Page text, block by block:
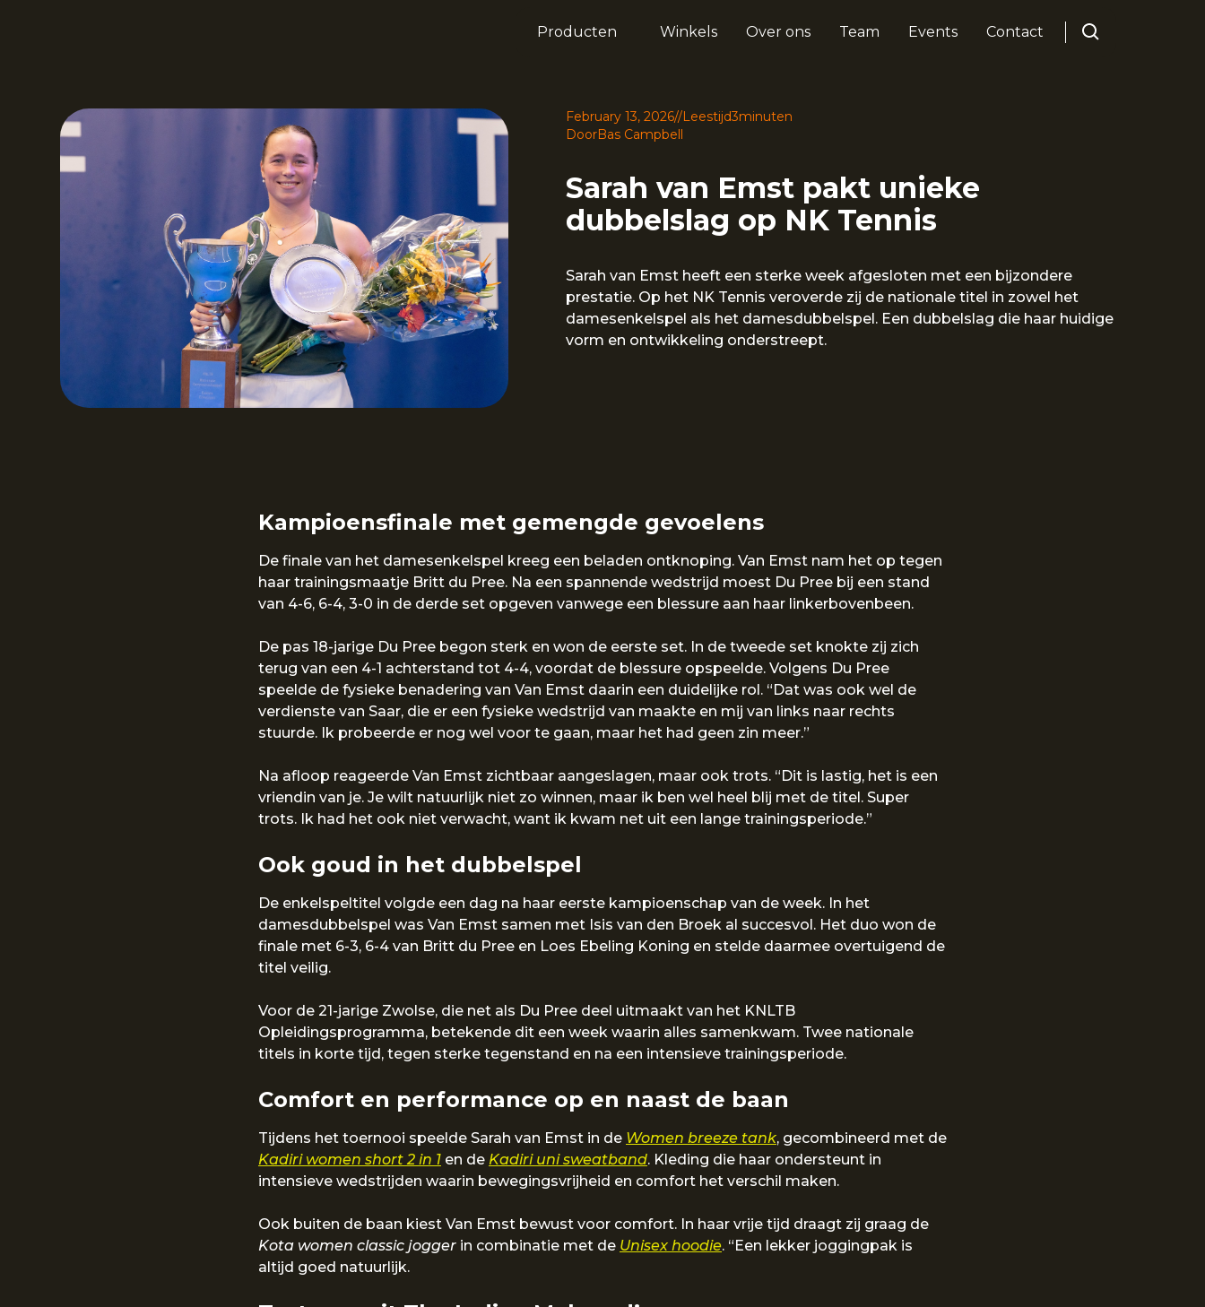
Producten Winkels Over ons Team Events Contact
February 13, 2026//Leestijd3minuten
DoorBas Campbell
Sarah van Emst pakt unieke
dubbelslag op NK Tennis
Sarah van Emst heeft een sterke week afgesloten met een bijzondere
prestatie. Op het NK Tennis veroverde zij de nationale titel in zowel het
damesenkelspel als het damesdubbelspel. Een dubbelslag die haar huidige
vorm en ontwikkeling onderstreept.
Kampioensfinale met gemengde gevoelens
De finale van het damesenkelspel kreeg een beladen ontknoping. Van Emst nam het op tegen
haar trainingsmaatje Britt du Pree. Na een spannende wedstrijd moest Du Pree bij een stand
van 4-6, 6-4, 3-0 in de derde set opgeven vanwege een blessure aan haar linkerbovenbeen.
De pas 18-jarige Du Pree begon sterk en won de eerste set. In de tweede set knokte zij zich
terug van een 4-1 achterstand tot 4-4, voordat de blessure opspeelde. Volgens Du Pree
speelde de fysieke benadering van Van Emst daarin een duidelijke rol. “Dat was ook wel de
verdienste van Saar, die er een fysieke wedstrijd van maakte en mij van links naar rechts
stuurde. Ik probeerde er nog wel voor te gaan, maar het had geen zin meer.”
Na afloop reageerde Van Emst zichtbaar aangeslagen, maar ook trots. “Dit is lastig, het is een
vriendin van je. Je wilt natuurlijk niet zo winnen, maar ik ben wel heel blij met de titel. Super
trots. Ik had het ook niet verwacht, want ik kwam net uit een lange trainingsperiode.”
Ook goud in het dubbelspel
De enkelspeltitel volgde een dag na haar eerste kampioenschap van de week. In het
damesdubbelspel was Van Emst samen met Isis van den Broek al succesvol. Het duo won de
finale met 6-3, 6-4 van Britt du Pree en Loes Ebeling Koning en stelde daarmee overtuigend de
titel veilig.
Voor de 21-jarige Zwolse, die net als Du Pree deel uitmaakt van het KNLTB
Opleidingsprogramma, betekende dit een week waarin alles samenkwam. Twee nationale
titels in korte tijd, tegen sterke tegenstand en na een intensieve trainingsperiode.
Comfort en performance op en naast de baan
Tijdens het toernooi speelde Sarah van Emst in de Women breeze tank, gecombineerd met de
Kadiri women short 2 in 1 en de Kadiri uni sweatband. Kleding die haar ondersteunt in
intensieve wedstrijden waarin bewegingsvrijheid en comfort het verschil maken.
Ook buiten de baan kiest Van Emst bewust voor comfort. In haar vrije tijd draagt zij graag de
Kota women classic jogger in combinatie met de Unisex hoodie. “Een lekker joggingpak is
altijd goed natuurlijk.